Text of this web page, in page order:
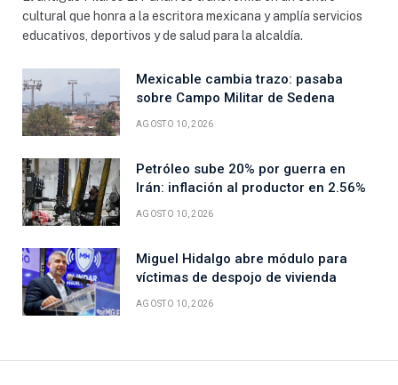
cultural que honra a la escritora mexicana y amplía servicios
educativos, deportivos y de salud para la alcaldía.
Mexicable cambia trazo: pasaba
sobre Campo Militar de Sedena
AGOSTO 10, 2026
Petróleo sube 20% por guerra en
Irán: inflación al productor en 2.56%
AGOSTO 10, 2026
Miguel Hidalgo abre módulo para
víctimas de despojo de vivienda
AGOSTO 10, 2026